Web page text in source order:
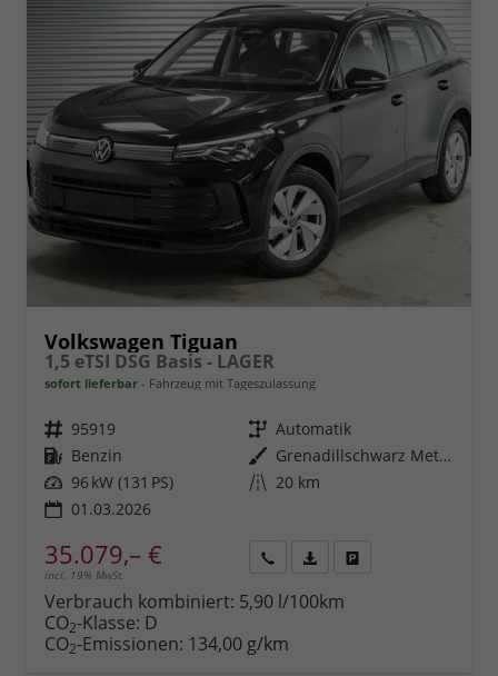
Volkswagen Tiguan
1,5 eTSI DSG Basis - LAGER
sofort lieferbar Fahrzeug mit Tageszulassung
Fahrzeugnr. 95919 Getriebe Automatik
Kraftstoff Benzin Außenfarbe
Grenadillschwarz Metallic (0E)
Leistung 96 kW (131 PS) Kilometerstand 20 km
01.03.2026
35.079,– €
incl. 19% MwSt.
anfordern
Datei,
Verbrauch kombiniert: 5,90 l/100km
CO2-Klasse: D
CO2-Emissionen: 134,00 g/km